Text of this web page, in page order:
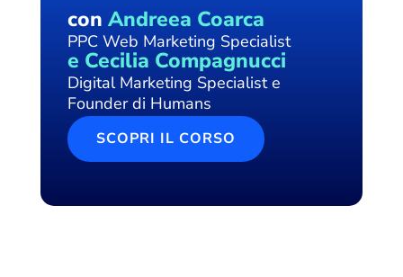
con Andreea Coarca
PPC Web Marketing Specialist
e Cecilia Compagnucci
Digital Marketing Specialist e
Founder di Humans
SCOPRI IL CORSO